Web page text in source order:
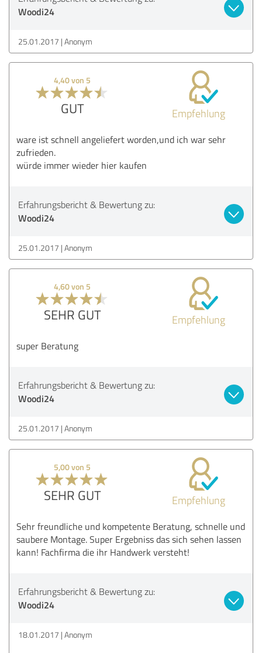
Woodi24
25.01.2017 Anonym
4,40 von 5
GUT Empfehlung
ware ist schnell angeliefert worden,und ich war sehr
zufrieden.
würde immer wieder hier kaufen
Erfahrungsbericht & Bewertung zu:
Woodi24
25.01.2017 Anonym
4,60 von 5
SEHR GUT Empfehlung
super Beratung
Erfahrungsbericht & Bewertung zu:
Woodi24
25.01.2017 Anonym
5,00 von 5
SEHR GUT Empfehlung
Sehr freundliche und kompetente Beratung, schnelle und
saubere Montage. Super Ergebniss das sich sehen lassen
kann! Fachfirma die ihr Handwerk versteht!
Erfahrungsbericht & Bewertung zu:
Woodi24
18.01.2017 Anonym